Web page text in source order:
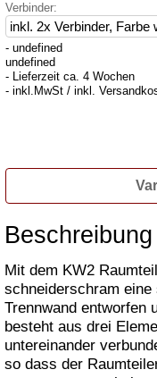
Verbinder:
- undefined
undefined
- Lieferzeit ca. 4 Wochen
- inkl.MwSt / inkl.
Beschreibung
Mit dem KW2
schneiderschram
Trennwand entworfen
besteht aus drei
untereinander
so dass der